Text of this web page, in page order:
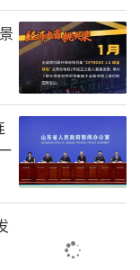
对学生在课间
游戏、出教室
束；严禁出现
师要督促学生
身心；鼓励
自由自主活动
活泼的新型课
4方面措施：